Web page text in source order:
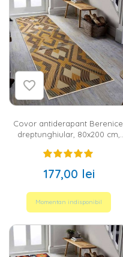
Covor antiderapant Berenice,
dreptunghiular, 80x200 cm,
crem, 60% bumbac
177,00 lei
Momentan indisponibil